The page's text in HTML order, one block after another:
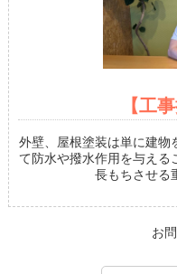
【工
外壁、屋根塗装は単に建物
て防水や撥水作用を与える
長もちさせる
お